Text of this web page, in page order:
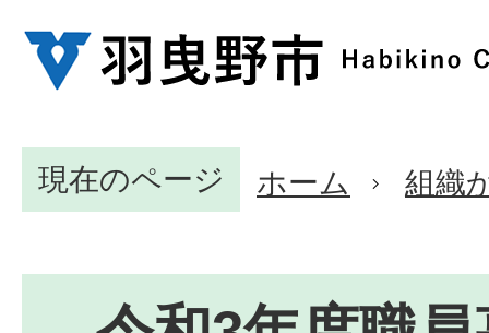
現在のページ ホーム 組織